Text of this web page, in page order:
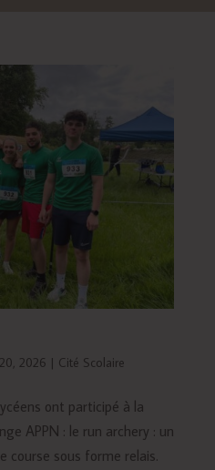
2026 | Cité Scolaire
ont participé à la
APPN : le run archery : un
course sous forme relais.